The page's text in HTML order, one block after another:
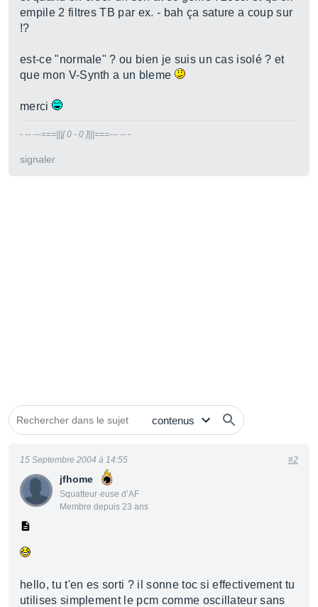
empile 2 filtres TB par ex. - bah ça sature a coup sur
!?
est-ce "normale" ? ou bien je suis un cas isolé ? et
que mon V-Synth a un bleme
merci
- -- ---===|||[ 0 - 0 ]|||===--- -- -
signaler
jfhome
Squatteur·euse d’AF
Membre depuis 23 ans
15 Septembre 2004 à 14:55 #2
hello, tu t'en es sorti ? il sonne toc si effectivement tu
utilises simplement le pcm comme oscillateur sans